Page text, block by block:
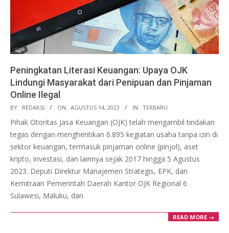
Peningkatan Literasi Keuangan: Upaya OJK
Lindungi Masyarakat dari Penipuan dan Pinjaman
Online Ilegal
2023-
08-
14
BY: REDAKSI ON: AGUSTUS 14, 2023 IN: TERBARU
Pihak Otoritas Jasa Keuangan (OJK) telah mengambil tindakan
tegas dengan menghentikan 6.895 kegiatan usaha tanpa izin di
sektor keuangan, termasuk pinjaman online (pinjol), aset
kripto, investasi, dan lainnya sejak 2017 hingga 5 Agustus
2023. Deputi Direktur Manajemen Strategis, EPK, dan
Kemitraan Pemerintah Daerah Kantor OJK Regional 6
Sulawesi, Maluku, dan
READ MORE →